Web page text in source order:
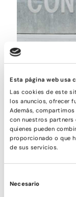
Esta página web usa
Las cookies de este
los anuncios, ofrecer
Además,
con nuestros partners
quienes pueden
proporcionado o que
de sus servicios.
de
Necesario